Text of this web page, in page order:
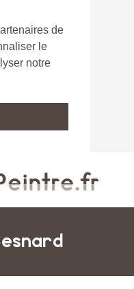
de
le
notre